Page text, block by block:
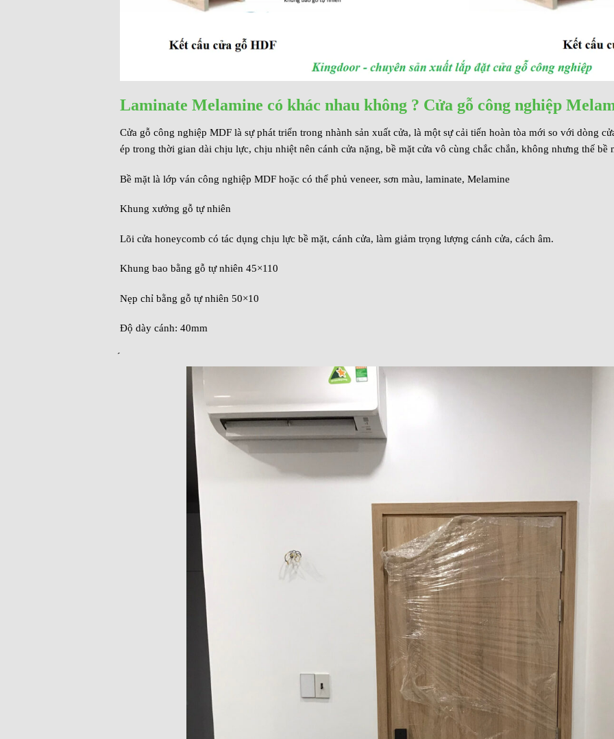
Laminate Melamine có khác nhau không ? Cửa gỗ công nghiệp
Cửa gỗ công nghiệp MDF là sự phát triển trong nhành sản xuất cửa, là một sự cải tiến hoàn tòa mới so với dòng
ép trong thời gian dài chịu lực, chịu nhiệt nên cánh cửa nặng, bề mặt cửa vô cùng chắc chắn, không nhưng thế bề
Bề mặt là lớp ván công nghiệp MDF hoặc có thể phủ veneer, sơn màu, laminate, Melamine
Khung xưởng gỗ tự nhiên
Lõi cửa honeycomb có tác dụng chịu lực bề mặt, cánh cửa, làm giảm trọng lượng cánh cửa, cách âm.
Khung bao bằng gỗ tự nhiên 45×110
Nẹp chỉ bằng gỗ tự nhiên 50×10
Độ dày cánh: 40mm